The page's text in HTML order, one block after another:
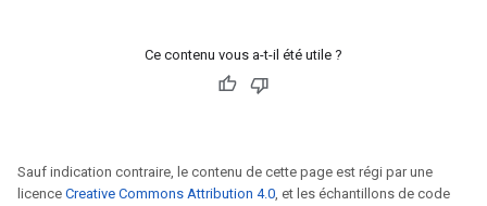
Ce contenu vous a-t-il été utile ?
Sauf indication contraire, le contenu de cette page est régi par une
licence Creative Commons Attribution 4.0, et les échantillons de code